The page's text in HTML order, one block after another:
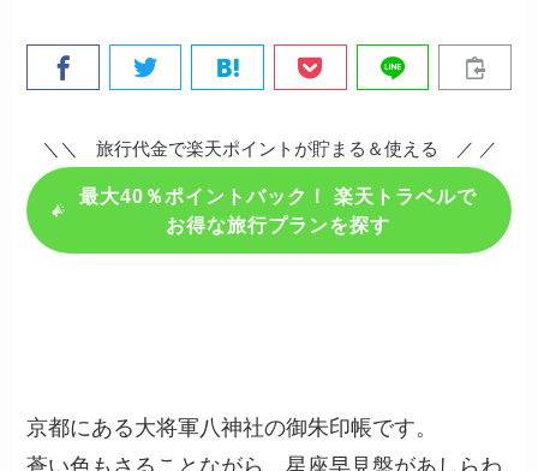
＼＼ 旅行代金で楽天ポイントが貯まる＆使える ／ ／
最大40％ポイントバック！ 楽天トラベルで
お得な旅行プランを探す
京都にある大将軍八神社の御朱印帳です。
蒼い色もさることながら、星座早見盤があしらわ